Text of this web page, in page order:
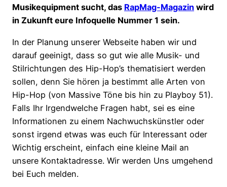
Musikequipment sucht, das RapMag-Magazin wird
in Zukunft eure Infoquelle Nummer 1 sein.
In der Planung unserer Webseite haben wir und
darauf geeinigt, dass so gut wie alle Musik- und
Stilrichtungen des Hip-Hop’s thematisiert werden
sollen, denn Sie hören ja bestimmt alle Arten von
Hip-Hop (von Massive Töne bis hin zu Playboy 51).
Falls Ihr Irgendwelche Fragen habt, sei es eine
Informationen zu einem Nachwuchskünstler oder
sonst irgend etwas was euch für Interessant oder
Wichtig erscheint, einfach eine kleine Mail an
unsere Kontaktadresse. Wir werden Uns umgehend
bei Euch melden.